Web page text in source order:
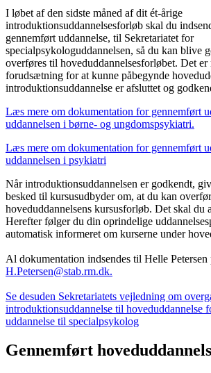
I løbet af den sidste måned af dit ét-årige
introduktionsuddannelsesforløb skal du
gennemført uddannelse, til Sekretariatet for
specialpsykologuddannelsen, så du kan blive
overføres til hoveduddannelsesforløbet. Det er
forudsætning for at kunne påbegynde
introduktionsuddannelse er afsluttet og
Læs mere om dokumentation for gennemført
uddannelsen i børne- og ungdomspsykiatri.
Læs mere om dokumentation for gennemført
uddannelsen i psykiatri
Når introduktionsuddannelsen er godkendt,
besked til kursusudbyder om, at du kan
hoveduddannelsens kursusforløb. Det skal du
Herefter følger du din oprindelige
automatisk informeret om kurserne under
Al dokumentation indsendes til Helle Petersen
H.Petersen@stab.rm.dk.
Se desuden Sekretariatets vejledning om
introduktionsuddannelse til hoveduddannelse
uddannelse til specialpsykolog
Gennemført